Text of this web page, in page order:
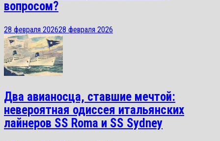
вопросом?
28 февраля 202628 февраля 2026
Два авианосца, ставшие мечтой:
невероятная одиссея итальянских
лайнеров SS Roma и SS Sydney